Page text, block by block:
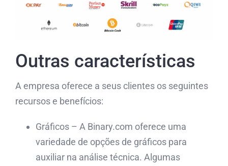
Outras características
A empresa oferece a seus clientes os seguintes
recursos e benefícios:
Gráficos – A Binary.com oferece uma
variedade de opções de gráficos para
auxiliar na análise técnica. Algumas